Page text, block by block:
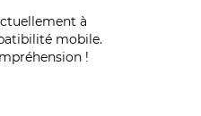
à
mobile.
!